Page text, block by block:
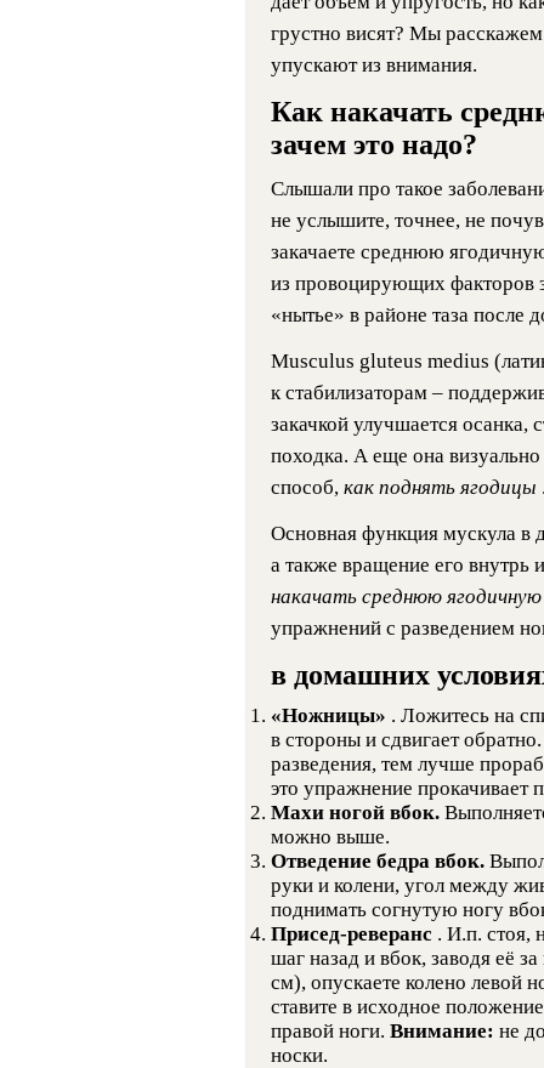
грустно висят? Мы расскажем
упускают из внимания.
Как накачать
зачем это надо?
Слышали про такое
не услышите, точнее, не
закачаете среднюю
из провоцирующих факторов
«нытье» в районе таза после
Musculus gluteus medius
к стабилизаторам –
закачкой улучшается осанка,
походка. А еще она визуально
способ, как поднять ягодицы
Основная функция мускула в
а также вращение его внутрь
накачать среднюю
упражнений с разведением
в домашних
«Ножницы» . Ложитесь на
в стороны и сдвигает
разведения, тем лучше
это упражнение прокачивает
Махи ногой вбок.
можно выше.
Отведение бедра вбок.
руки и колени, угол между
поднимать согнутую ногу
Присед-реверанс . И.п. стоя,
шаг назад и вбок, заводя её
см), опускаете колено левой
ставите в исходное
правой ноги. Внимание: не
носки.